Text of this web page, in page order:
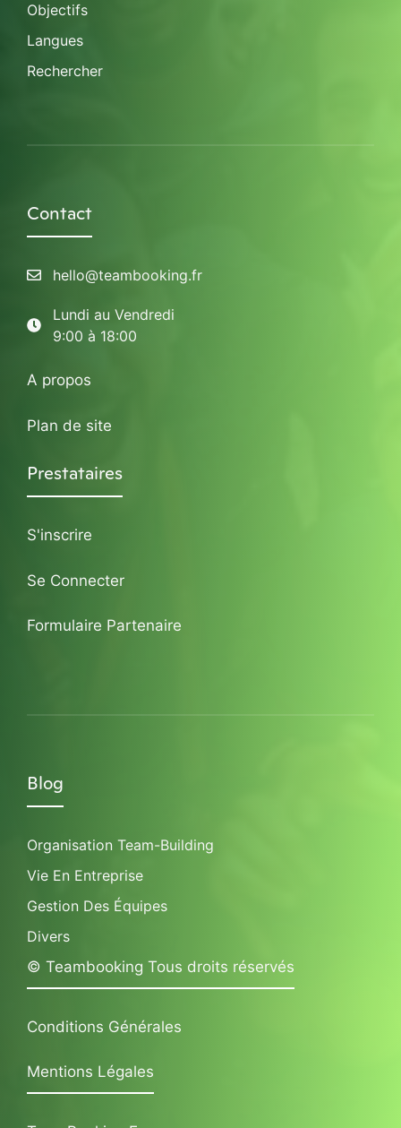
Objectifs
Langues
Rechercher
Contact
hello@teambooking.fr
Lundi au Vendredi
9:00 à 18:00
A propos
Plan de site
Prestataires
S'inscrire
Se Connecter
Formulaire Partenaire
Blog
Organisation Team-Building
Vie En Entreprise
Gestion Des Équipes
Divers
© Teambooking Tous droits réservés
Conditions Générales
Mentions Légales